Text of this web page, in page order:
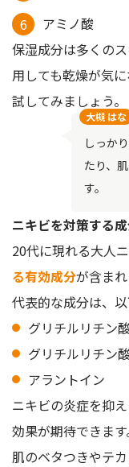
アミノ酸
保湿成分は多くの
用しても乾燥が気
試してみましょう。
大槻 はな
しっか
たり、
す。
ニキビを対策する
20代に現れる大人
る有効成分が含ま
代表的な成分は、以
グリチルリチン
グリチルリチン
アラントイン
ニキビの炎症を抑
効果が期待できます
肌のベタつきやテ